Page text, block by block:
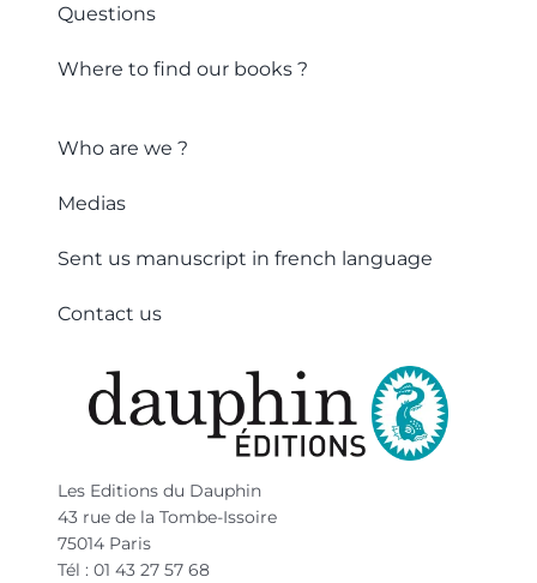
Questions
Where to find our books ?
Who are we ?
Medias
Sent us manuscript in french language
Contact us
Les Editions du Dauphin
43 rue de la Tombe-Issoire
75014 Paris
Tél : 01 43 27 57 68